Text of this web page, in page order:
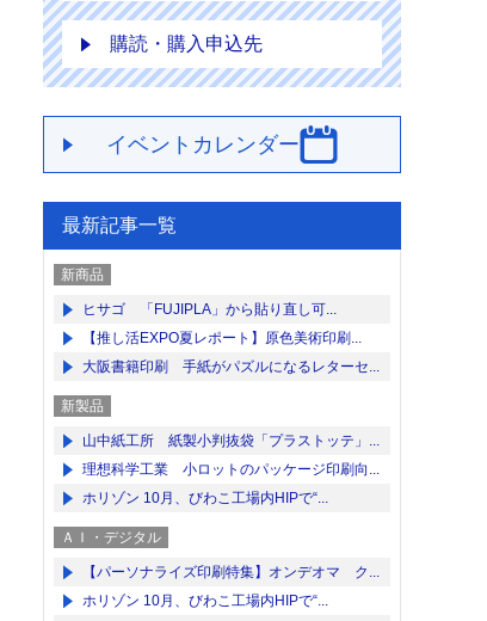
購読・購入申込先
イベントカレンダー
最新記事一覧
新商品
ヒサゴ 「FUJIPLA」から貼り直し可...
【推し活EXPO夏レポート】原色美術印刷...
大阪書籍印刷 手紙がパズルになるレターセ...
新製品
山中紙工所 紙製小判抜袋「プラストッテ」...
理想科学工業 小ロットのパッケージ印刷向...
ホリゾン 10月、びわこ工場内HIPで“...
ＡＩ・デジタル
【パーソナライズ印刷特集】オンデオマ ク...
ホリゾン 10月、びわこ工場内HIPで“...